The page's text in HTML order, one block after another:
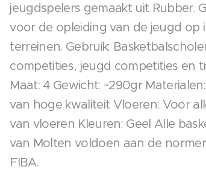
jeugdspelers gemaakt uit Rubber.
voor de opleiding van de jeugd op
terreinen. Gebruik:
competities, jeugd competities en
Maat: 4 Gewicht: ~290gr
van hoge kwaliteit Vloeren: Voor
van vloeren Kleuren: Geel Alle
van Molten voldoen aan de
FIBA.